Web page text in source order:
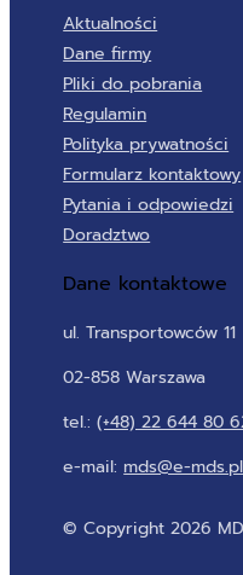
Aktualności
Dane firmy
Pliki do pobrania
Regulamin
Polityka prywatności
Formularz kontaktowy
Pytania i odpowiedzi
Doradztwo
Dane kontaktowe
ul. Transportowców 11
02-858 Warszawa
tel.:(+48) 22 644 80
e-mail:mds@e-mds.pl
© Copyright 2026